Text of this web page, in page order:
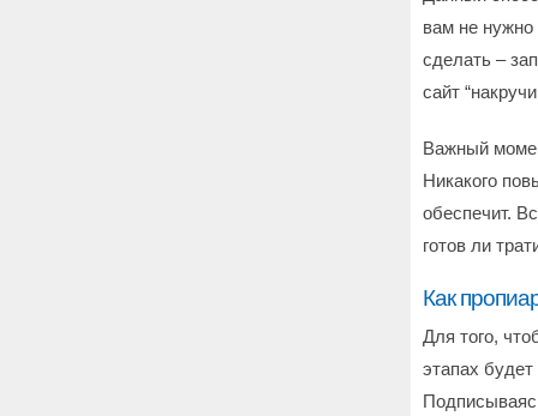
вам не нужно
сделать –
сайт
Важный
Никакого
обеспечит.
готов ли
Как
Для того,
этапах